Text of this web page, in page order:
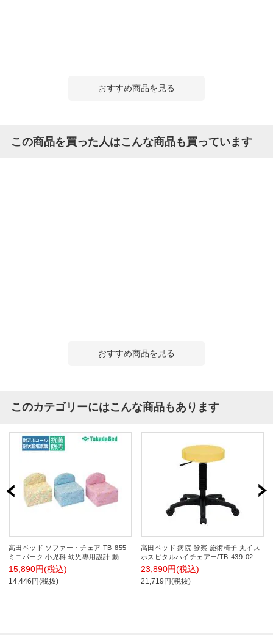
おすすめ商品を見る
この商品を買った人はこんな商品も買っています
おすすめ商品を見る
このカテゴリーにはこんな商品もあります
高田ベッド ソファー・チェア TB-855
ミニパーク 小児科 幼児専用設計 動物
柄プリント パークレザー仕様 カラー(3
色)選択可
15,890円(税込)
14,446円(税抜)
高田ベッド 病院 診察 施術椅子 丸イス
ホスピタルハイチェアー/TB-439-02
23,890円(税込)
21,719円(税抜)